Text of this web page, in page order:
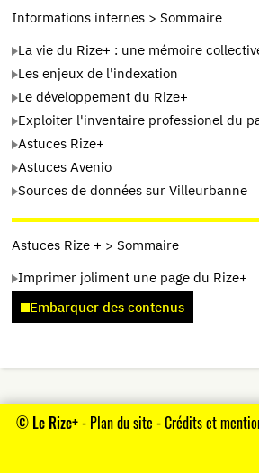
Informations internes > Sommaire
La vie du Rize+ : une mémoire
Les enjeux de l'indexation
Le développement du Rize+
Exploiter l'inventaire professionel du
Astuces Rize+
Astuces Avenio
Sources de données sur Villeurbanne
Astuces Rize + > Sommaire
Imprimer joliment une page du Rize+
Embarquer des contenus
© Le Rize+- Plan du site -Crédits et